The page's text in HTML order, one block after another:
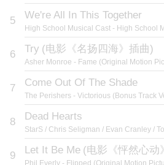
5 We're All In This Together
High School Musical Cast - High School
6 Try (电影《名扬四海》插曲)
Asher Monroe - Fame (Original Motion
7 Come Out Of The Shade
The Perishers - Victorious (Bonus Track
8 Dead Hearts
9 Let It Be Me (电影《怦然心动
Phil Everly - Flipped (Original Motion